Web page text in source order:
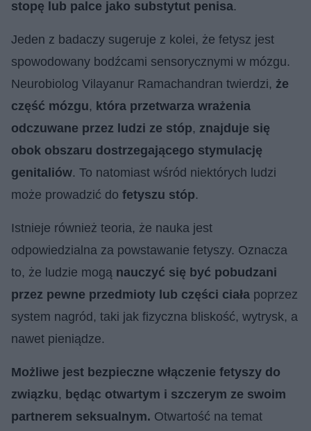
stopę lub palce jako substytut penisa.
Jeden z badaczy sugeruje z kolei, że fetysz jest
spowodowany bodźcami sensorycznymi w mózgu.
Neurobiolog Vilayanur Ramachandran twierdzi, że
część mózgu, która przetwarza wrażenia
odczuwane przez ludzi ze stóp, znajduje się
obok obszaru dostrzegającego stymulację
genitaliów. To natomiast wśród niektórych ludzi
może prowadzić do fetyszu stóp.
Istnieje również teoria, że nauka jest
odpowiedzialna za powstawanie fetyszy. Oznacza
to, że ludzie mogą nauczyć się być pobudzani
przez pewne przedmioty lub części ciała poprzez
system nagród, taki jak fizyczna bliskość, wytrysk, a
nawet pieniądze.
Możliwe jest bezpieczne włączenie fetyszy do
związku, będąc otwartym i szczerym ze swoim
partnerem seksualnym. Otwartość na temat